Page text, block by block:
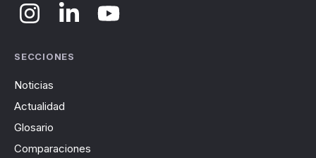
SECCIONES
Noticias
Actualidad
Glosario
Comparaciones